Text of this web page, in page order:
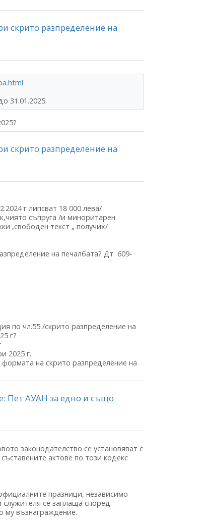
скрито разпределение на
31.01.2025.
скрито разпределение на
г липсват 18 000 лева/
съпруга /и миноритарен
,свободен текст „ получих/
на печалбата? Дт 609-
по чл.55 /скрито разпределение на
г?
2025 г.
на скрито разпределение на
Пет АУАН за едно и също
законодателство се установяват с
актове по този кодекс
празници, независимо
се заплаща според
му възнаграждение.